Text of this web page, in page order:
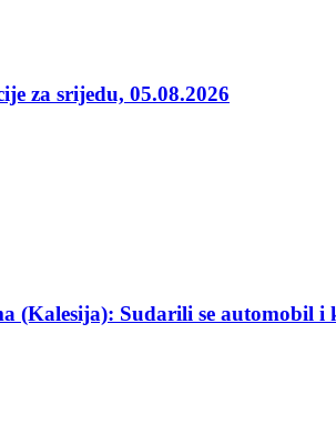
za srijedu, 05.08.2026
(Kalesija): Sudarili se automobil